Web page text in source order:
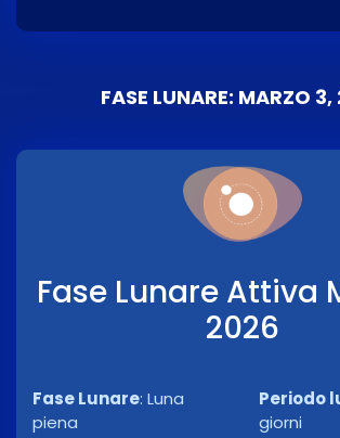
FASE LUNARE: MARZO
Fase Lunare Attiva
2026
Fase Lunare: Luna
piena
Periodo
giorni